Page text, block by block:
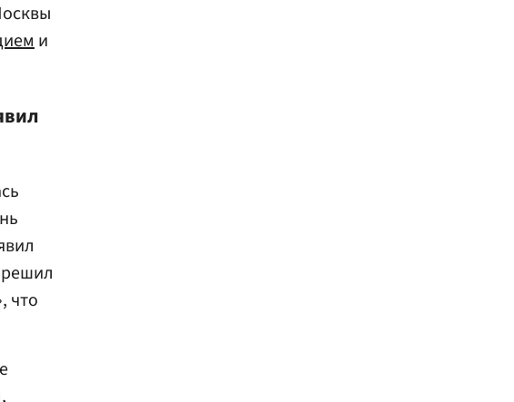
и
решил
что